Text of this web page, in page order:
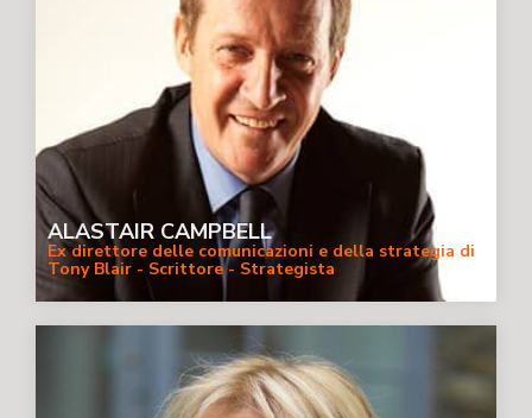
ALASTAIR CAMPBELL
Ex direttore delle comunicazioni e della strategia di
Tony Blair - Scrittore - Strategista